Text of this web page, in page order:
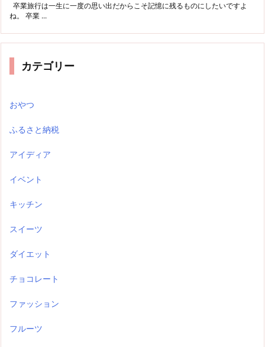
卒業旅行は一生に一度の思い出だからこそ記憶に残るものにしたいですよ
ね。 卒業 ...
カテゴリー
おやつ
ふるさと納税
アイディア
イベント
キッチン
スイーツ
ダイエット
チョコレート
ファッション
フルーツ